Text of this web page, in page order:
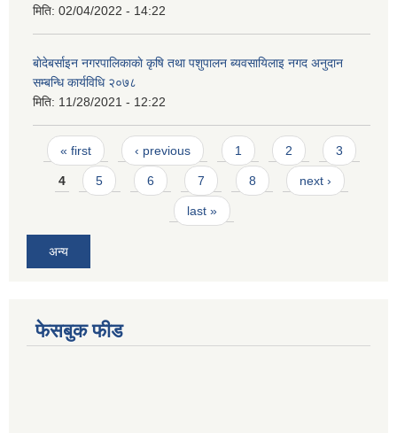
मिति: 02/04/2022 - 14:22
बाेदेबर्साइन नगरपालिकाकाे कृषि तथा पशुपालन ब्यवसायिलाइ नगद अनुदान
सम्बन्धि कार्यविधि २०७८
मिति: 11/28/2021 - 12:22
Pages
« first ‹ previous 1 2 3
4 5 6 7 8 next ›
last »
अन्य
फेसबुक फीड